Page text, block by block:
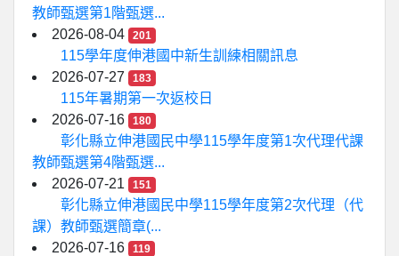
教師甄選第1階甄選...
2026-08-04
201
115學年度伸港國中新生訓練相關訊息
2026-07-27
183
115年暑期第一次返校日
2026-07-16
180
彰化縣立伸港國民中學115學年度第1次代理代課
教師甄選第4階甄選...
2026-07-21
151
彰化縣立伸港國民中學115學年度第2次代理（代
課）教師甄選簡章(...
2026-07-16
119